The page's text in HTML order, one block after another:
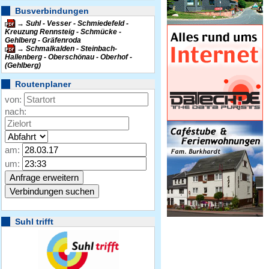
Busverbindungen
Suhl - Vesser - Schmiedefeld -
Kreuzung Rennsteig - Schmücke -
Gehlberg - Gräfenroda
Schmalkalden - Steinbach-
Hallenberg - Oberschönau - Oberhof -
(Gehlberg)
Routenplaner
von:
nach:
am:
um:
Suhl trifft